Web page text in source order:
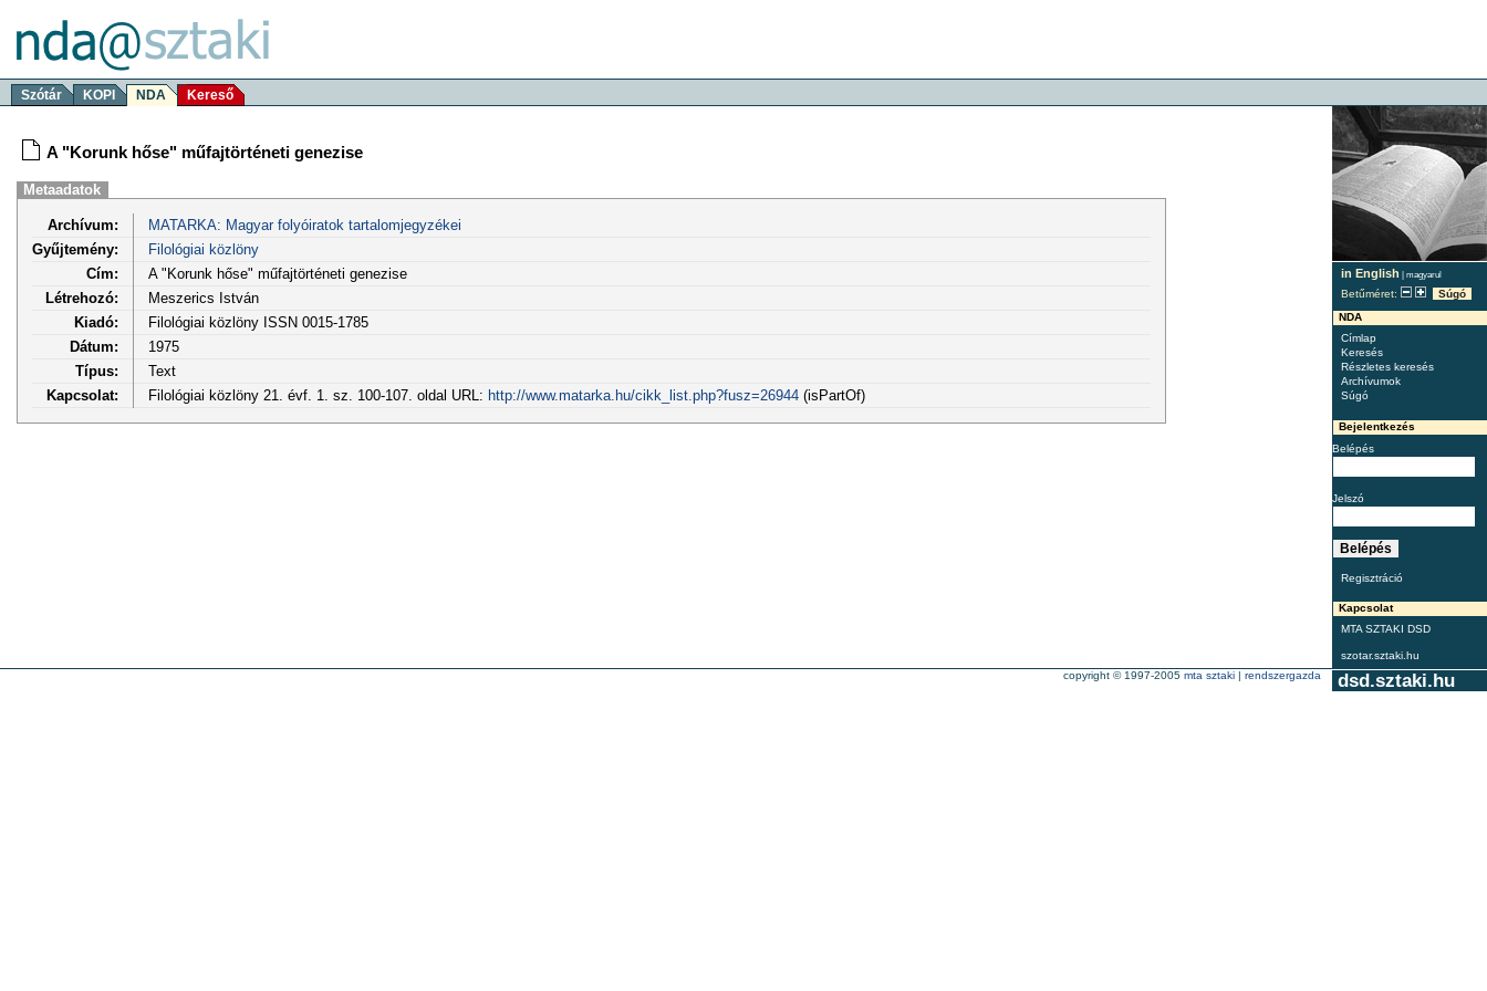
Szótár KOPI NDA Kereső
in English | magyarul
Betűméret:
Súgó
NDA
Címlap
Keresés
Részletes keresés
Archívumok
Súgó
Bejelentkezés
Belépés
Jelszó
Regisztráció
Kapcsolat
MTA SZTAKI DSD
szotar.sztaki.hu
A "Korunk hőse" műfajtörténeti genezise
Metaadatok
Archívum:
MATARKA: Magyar folyóiratok tartalomjegyzékei
Gyűjtemény:
Filológiai közlöny
Cím:
A "Korunk hőse" műfajtörténeti genezise
Létrehozó:
Meszerics István
Kiadó:
Filológiai közlöny ISSN 0015-1785
Dátum:
1975
Típus:
Text
Kapcsolat:
Filológiai közlöny 21. évf. 1. sz. 100-107. oldal URL: http://www.matarka.hu/cikk_list.php?fusz=26944(isPartOf)
dsd.sztaki.hu
copyright © 1997-2005 mta sztaki | rendszergazda